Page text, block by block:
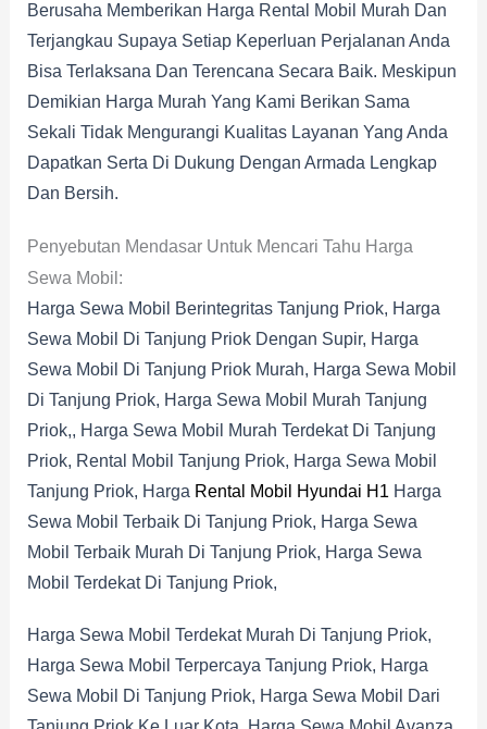
Berusaha Memberikan Harga Rental Mobil Murah Dan
Terjangkau Supaya Setiap Keperluan Perjalanan Anda
Bisa Terlaksana Dan Terencana Secara Baik. Meskipun
Demikian Harga Murah Yang Kami Berikan Sama
Sekali Tidak Mengurangi Kualitas Layanan Yang Anda
Dapatkan Serta Di Dukung Dengan Armada Lengkap
Dan Bersih.
Penyebutan Mendasar Untuk Mencari Tahu Harga
Sewa Mobil:
Harga Sewa Mobil Berintegritas Tanjung Priok, Harga
Sewa Mobil Di Tanjung Priok Dengan Supir, Harga
Sewa Mobil Di Tanjung Priok Murah, Harga Sewa Mobil
Di Tanjung Priok, Harga Sewa Mobil Murah Tanjung
Priok,, Harga Sewa Mobil Murah Terdekat Di Tanjung
Priok, Rental Mobil Tanjung Priok, Harga Sewa Mobil
Tanjung Priok, Harga Rental Mobil Hyundai H1 Harga
Sewa Mobil Terbaik Di Tanjung Priok, Harga Sewa
Mobil Terbaik Murah Di Tanjung Priok, Harga Sewa
Mobil Terdekat Di Tanjung Priok,
Harga Sewa Mobil Terdekat Murah Di Tanjung Priok,
Harga Sewa Mobil Terpercaya Tanjung Priok, Harga
Sewa Mobil Di Tanjung Priok, Harga Sewa Mobil Dari